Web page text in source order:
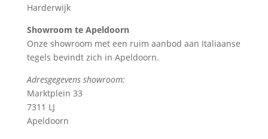
Harderwijk
Showroom te Apeldoorn
Onze showroom met een ruim aanbod aan Italiaanse
tegels bevindt zich in Apeldoorn.
Adresgegevens showroom:
Marktplein 33
7311 LJ
Apeldoorn